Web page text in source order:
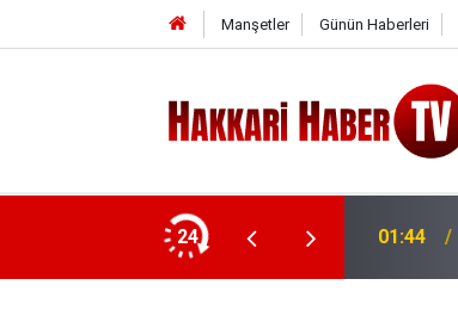
Manşetler Günün Haberleri
24 01:44